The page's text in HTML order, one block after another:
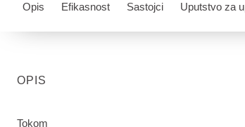
Opis Efikasnost Sastojci Uputstvo za
OPIS
Tokom